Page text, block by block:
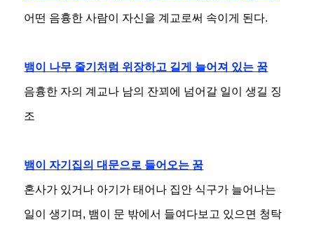
어떤 음흉한 사람이 자신을 계교로써 속이게 된다.
뱀이 나무 줄기처럼 위장하고 길게 늘어져 있는 꿈
음흉한 자의 계교나 남의 잔꾀에 넘어갈 일이 생길 징
조
뱀이 자기집의 대문으로 들어오는 꿈
혼사가 있거나 아기가 태어나 집안 식구가 늘어나는
일이 생기며, 뱀이 문 밖에서 들여다보고 있으면 청탁